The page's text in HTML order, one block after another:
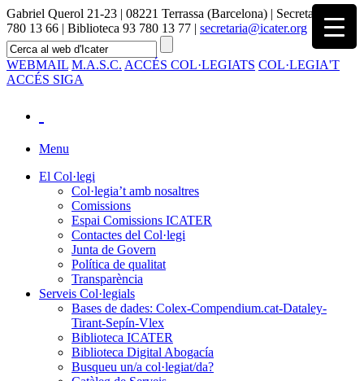
Gabriel Querol 21-23 | 08221 Terrassa (Barcelona) | Secretaria 93
780 13 66 | Biblioteca 93 780 13 77 | secretaria@icater.org
WEBMAIL M.A.S.C. ACCÉS COL·LEGIATS COL·LEGIA'T
ACCÉS SIGA
Menu
El Col·legi
Col·legia’t amb nosaltres
Comissions
Espai Comissions ICATER
Contactes del Col·legi
Junta de Govern
Política de qualitat
Transparència
Serveis Col·legials
Bases de dades: Colex-Compendium.cat-Dataley-
Tirant-Sepín-Vlex
Biblioteca ICATER
Biblioteca Digital Abogacía
Busqueu un/a col·legiat/da?